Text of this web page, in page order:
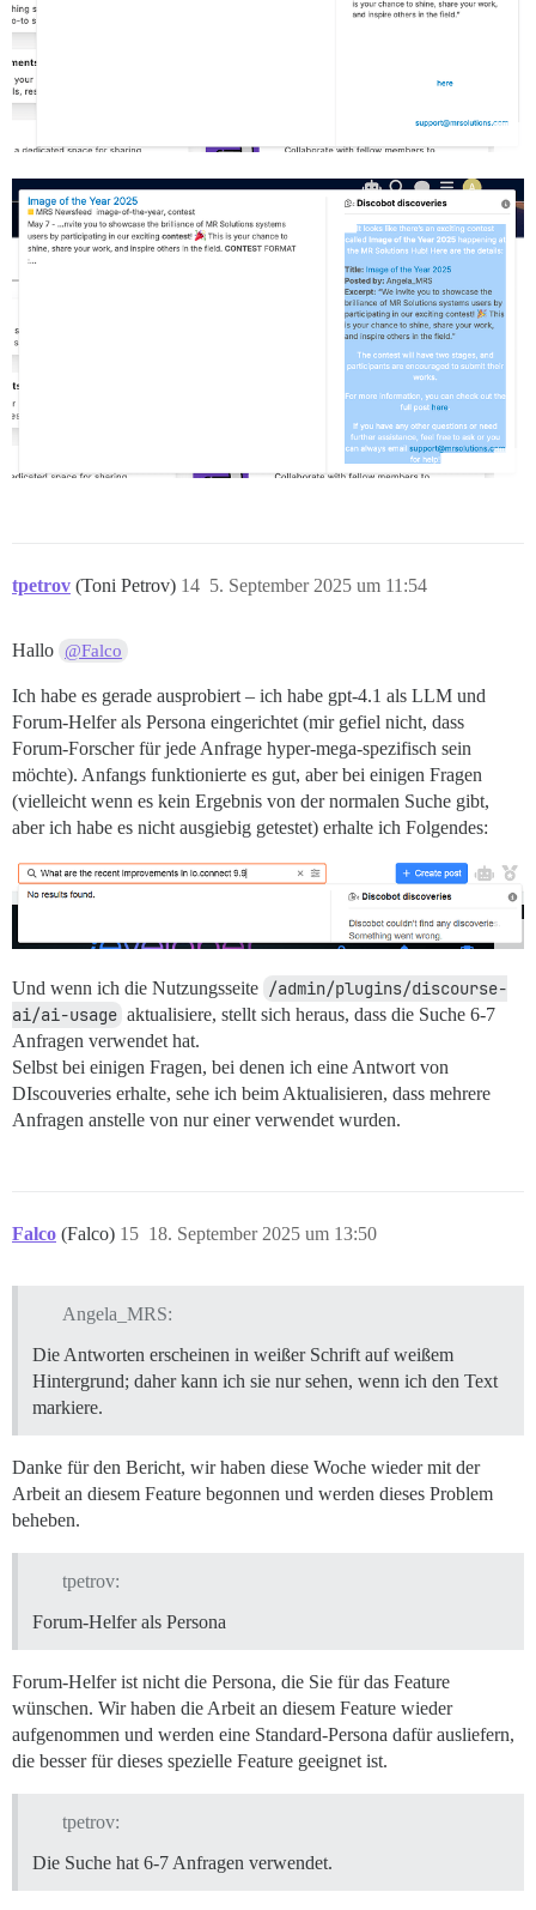
tpetrov (Toni Petrov) 5. September 2025 um 11:54
14
Hallo @Falco
Ich habe es gerade ausprobiert – ich habe gpt-4.1 als LLM und
Forum-Helfer als Persona eingerichtet (mir gefiel nicht, dass
Forum-Forscher für jede Anfrage hyper-mega-spezifisch sein
möchte). Anfangs funktionierte es gut, aber bei einigen Fragen
(vielleicht wenn es kein Ergebnis von der normalen Suche gibt,
aber ich habe es nicht ausgiebig getestet) erhalte ich Folgendes:
Und wenn ich die Nutzungsseite /admin/plugins/discourse-
ai/ai-usage aktualisiere, stellt sich heraus, dass die Suche 6-7
Anfragen verwendet hat.
Selbst bei einigen Fragen, bei denen ich eine Antwort von
DIscouveries erhalte, sehe ich beim Aktualisieren, dass mehrere
Anfragen anstelle von nur einer verwendet wurden.
Falco (Falco) 18. September 2025 um 13:50
15
Angela_MRS:
Die Antworten erscheinen in weißer Schrift auf weißem
Hintergrund; daher kann ich sie nur sehen, wenn ich den Text
markiere.
Danke für den Bericht, wir haben diese Woche wieder mit der
Arbeit an diesem Feature begonnen und werden dieses Problem
beheben.
tpetrov:
Forum-Helfer als Persona
Forum-Helfer ist nicht die Persona, die Sie für das Feature
wünschen. Wir haben die Arbeit an diesem Feature wieder
aufgenommen und werden eine Standard-Persona dafür ausliefern,
die besser für dieses spezielle Feature geeignet ist.
tpetrov:
Die Suche hat 6-7 Anfragen verwendet.